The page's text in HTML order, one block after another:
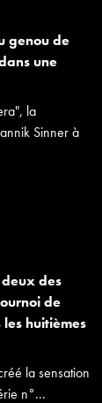
genou de
une
la
Sinner à
des
de
huitièmes
la sensation
n°...